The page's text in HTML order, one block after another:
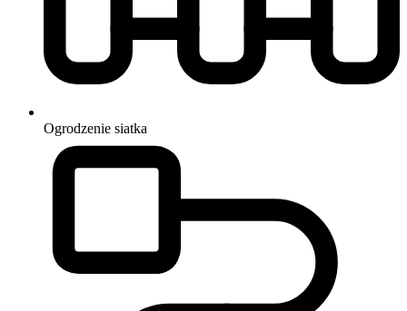
Ogrodzenie siatka